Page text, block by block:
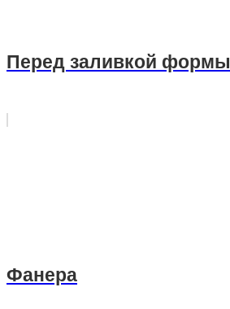
Перед заливкой формы
Фанера